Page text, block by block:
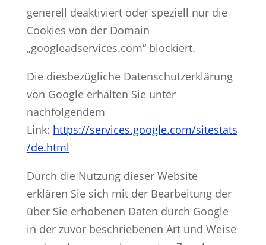
generell deaktiviert oder speziell nur die
Cookies von der Domain
„googleadservices.com“ blockiert.
Die diesbezügliche Datenschutzerklärung
von Google erhalten Sie unter
nachfolgendem
Link: https://services.google.com/sitestats
/de.html
Durch die Nutzung dieser Website
erklären Sie sich mit der Bearbeitung der
über Sie erhobenen Daten durch Google
in der zuvor beschriebenen Art und Weise